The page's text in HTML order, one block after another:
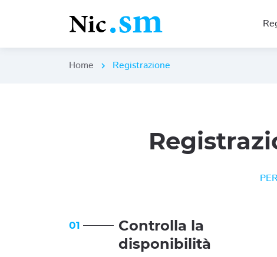
Home chevron_right Registrazione
01
Controlla la
disponibilità